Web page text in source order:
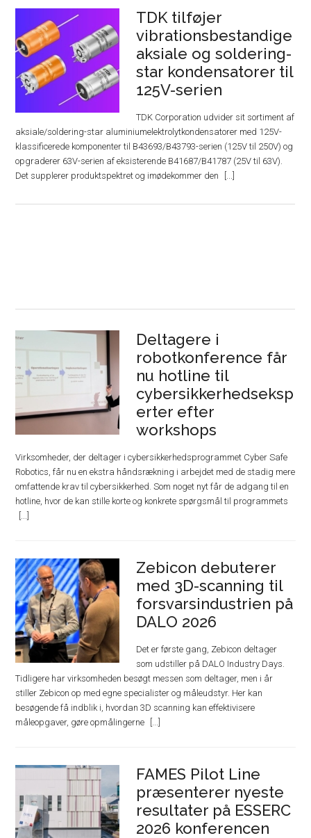
TDK tilføjer
vibrationsbestandige
aksiale og soldering-
star kondensatorer til
125V-serien
TDK Corporation udvider sit sortiment af
aksiale/soldering-star aluminiumelektrolytkondensatorer med 125V-
klassificerede komponenter til B43693/B43793-serien (125V til 250V) og
opgraderer 63V-serien af ​​eksisterende B41687/B41787 (25V til 63V).
Det supplerer produktspektret og imødekommer den
Deltagere i
robotkonference får
nu hotline til
cybersikkerhedseksp
erter efter
workshops
Virksomheder, der deltager i cybersikkerhedsprogrammet Cyber Safe
Robotics, får nu en ekstra håndsrækning i arbejdet med de stadig mere
omfattende krav til cybersikkerhed. Som noget nyt får de adgang til en
hotline, hvor de kan stille korte og konkrete spørgsmål til programmets
Zebicon debuterer
med 3D-scanning til
forsvarsindustrien på
DALO 2026
Det er første gang, Zebicon deltager
som udstiller på DALO Industry Days.
Tidligere har virksomheden besøgt messen som deltager, men i år
stiller Zebicon op med egne specialister og måleudstyr. Her kan
besøgende få indblik i, hvordan 3D scanning kan effektivisere
måleopgaver, gøre opmålingerne
FAMES Pilot Line
præsenterer nyeste
resultater på ESSERC
2026 konferencen